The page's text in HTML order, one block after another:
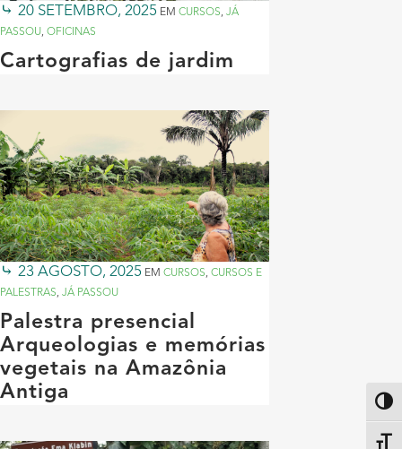
20 SETEMBRO, 2025 EM CURSOS, JÁ
PASSOU, OFICINAS
Cartografias de jardim
23 AGOSTO, 2025 EM CURSOS, CURSOS E
PALESTRAS, JÁ PASSOU
Palestra presencial
Arqueologias e memórias
vegetais na Amazônia
Antiga